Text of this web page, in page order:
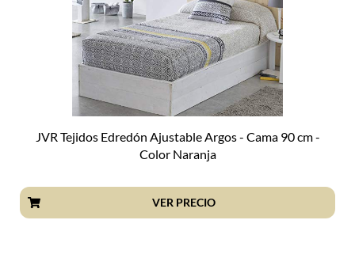
JVR Tejidos Edredón Ajustable Argos - Cama 90 cm -
Color Naranja
VER PRECIO